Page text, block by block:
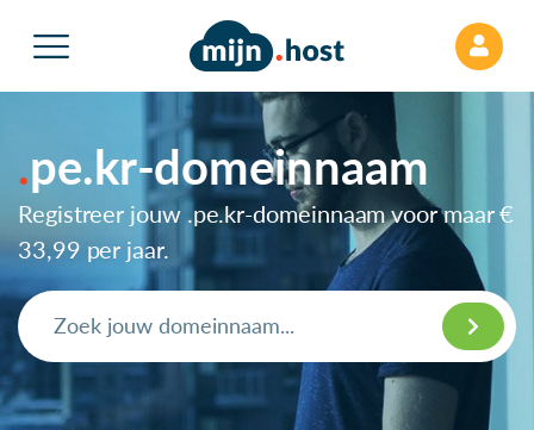
pe.kr-domeinnaam
Registreer jouw .pe.kr-domeinnaam voor maar€
33,99 per jaar.